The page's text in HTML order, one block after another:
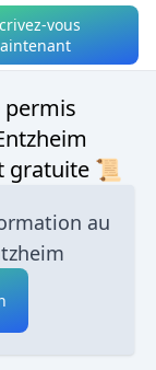
vous
gratuite 📜
au